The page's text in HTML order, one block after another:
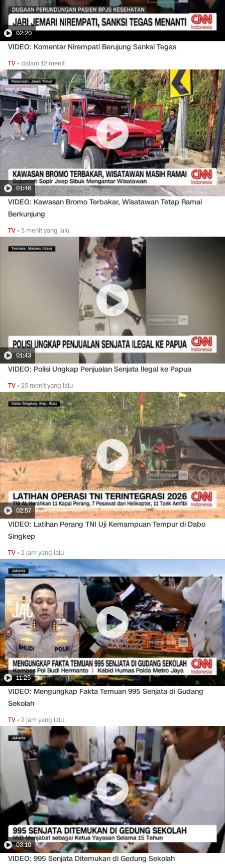
02:20
VIDEO: Komentar Nirempati Berujung Sanksi Tegas
TV •dalam 12 menit
01:46
VIDEO: Kawasan Bromo Terbakar, Wisatawan Tetap Ramai
Berkunjung
TV • 5 menit yang lalu
01:43
VIDEO: Polisi Ungkap Penjualan Senjata Ilegal ke Papua
TV •25 menit yang lalu
02:57
VIDEO: Latihan Perang TNI Uji Kemampuan Tempur di Dabo
Singkep
TV •2 jam yang lalu
11:25
VIDEO: Mengungkap Fakta Temuan 995 Senjata di Gudang
Sekolah
TV •2 jam yang lalu
03:10
VIDEO: 995 Senjata Ditemukan di Gedung Sekolah